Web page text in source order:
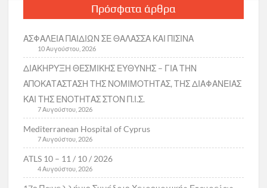
Πρόσφατα άρθρα
ΑΣΦΑΛΕΙΑ ΠΑΙΔΙΩΝ ΣΕ ΘΑΛΑΣΣΑ ΚΑΙ ΠΙΣΙΝΑ
10 Αυγούστου, 2026
ΔΙΑΚΗΡΥΞΗ ΘΕΣΜΙΚΗΣ ΕΥΘΥΝΗΣ – ΓΙΑ ΤΗΝ
ΑΠΟΚΑΤΑΣΤΑΣΗ ΤΗΣ ΝΟΜΙΜΟΤΗΤΑΣ, ΤΗΣ ΔΙΑΦΑΝΕΙΑΣ
ΚΑΙ ΤΗΣ ΕΝΟΤΗΤΑΣ ΣΤΟΝ Π.Ι.Σ.
7 Αυγούστου, 2026
Mediterranean Hospital of Cyprus
7 Αυγούστου, 2026
ATLS 10 – 11 / 10 / 2026
4 Αυγούστου, 2026